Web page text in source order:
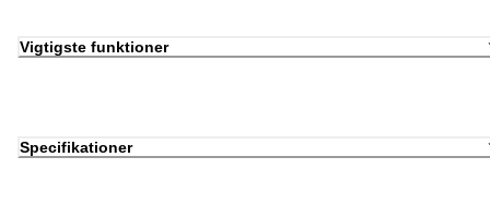
Vigtigste funktioner
Specifikationer